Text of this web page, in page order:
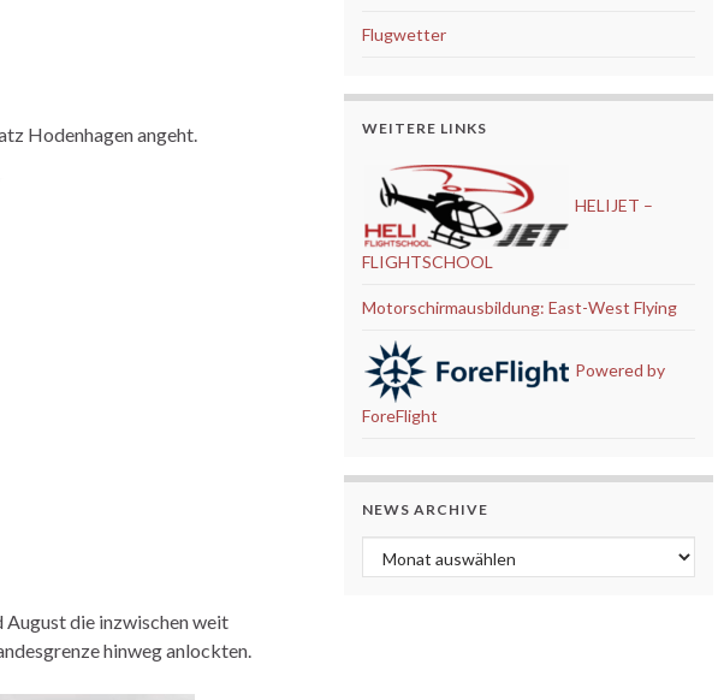
Hodenhagen angeht.
August die inzwischen weit
hinweg anlockten.
Flugwetter
WEITERE LINKS
HELIJET –
FLIGHTSCHOOL
Motorschirmausbildung: East-West Flying
Powered by
ForeFlight
NEWS ARCHIVE
News Archive